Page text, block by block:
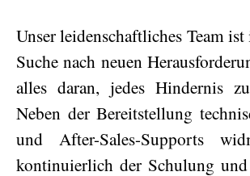
Unser leidenschaftliches Team
Suche nach neuen
alles daran, jedes Hindernis
Neben der Bereitstellung
und After-Sales-Supports
kontinuierlich der Schulung und